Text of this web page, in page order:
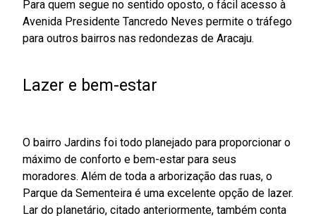
Para quem segue no sentido oposto, o fácil acesso à
Avenida Presidente Tancredo Neves permite o tráfego
para outros bairros nas redondezas de Aracaju.
Lazer e bem-estar
O bairro Jardins foi todo planejado para proporcionar o
máximo de conforto e bem-estar para seus
moradores. Além de toda a arborização das ruas, o
Parque da Sementeira é uma excelente opção de lazer.
Lar do planetário, citado anteriormente, também conta